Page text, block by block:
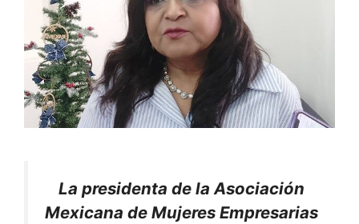
La presidenta de la Asociación
Mexicana de Mujeres Empresarias